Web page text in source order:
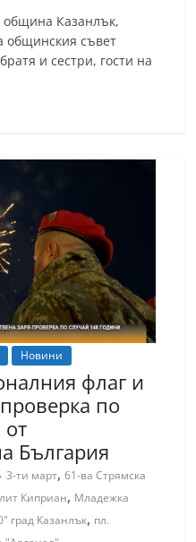
Казанлък,
общинския съвет
и сестри, гости на
Новини
флаг и
по
България
3-ти март,61-ва Стрямска
Киприан, Младежка
град Казанлък, пл.